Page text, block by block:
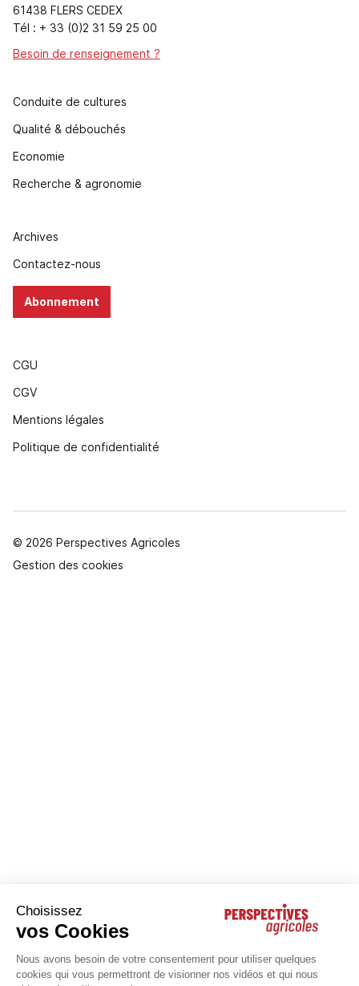
61438 FLERS CEDEX
Tél : + 33 (0)2 31 59 25 00
Besoin de renseignement ?
Conduite de cultures
Qualité & débouchés
Economie
Recherche & agronomie
Archives
Contactez-nous
Abonnement
CGU
CGV
Mentions légales
Politique de confidentialité
© 2026 Perspectives Agricoles
Gestion des cookies